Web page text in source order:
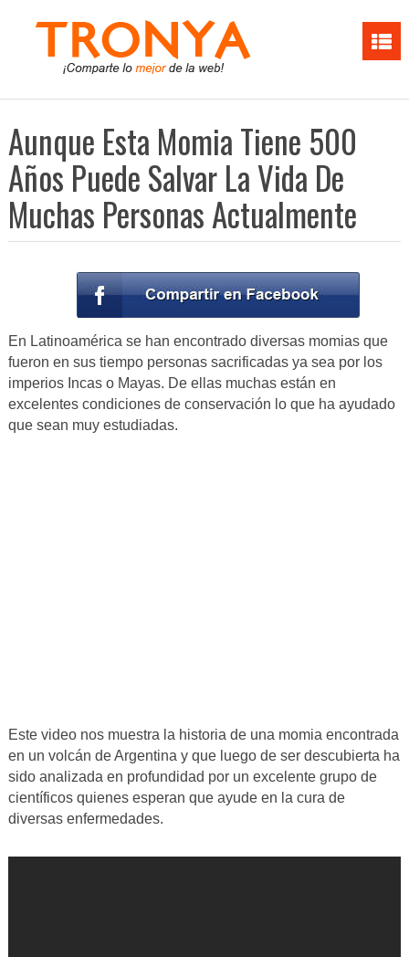
Aunque Esta Momia Tiene 500
Años Puede Salvar La Vida De
Muchas Personas Actualmente
En Latinoamérica se han encontrado diversas momias que
fueron en sus tiempo personas sacrificadas ya sea por los
imperios Incas o Mayas. De ellas muchas están en
excelentes condiciones de conservación lo que ha ayudado
que sean muy estudiadas.
Este video nos muestra la historia de una momia encontrada
en un volcán de Argentina y que luego de ser descubierta ha
sido analizada en profundidad por un excelente grupo de
científicos quienes esperan que ayude en la cura de
diversas enfermedades.